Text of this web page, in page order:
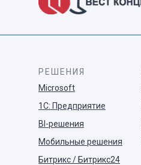
РЕШЕНИЯ
Microsoft
1С: Предприятие
BI-решения
Мобильные решения
Битрикс / Битрикс24